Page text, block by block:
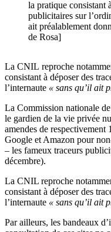
la pratique consistant
publicitaires sur
ait préalablement
de Rosa]
La CNIL reproche
consistant à déposer des
l’internaute « sans qu’il ait
La Commission nationale
le gardien de la vie privée
amendes de respectivement
Google et Amazon pour
– les fameux traceurs
décembre).
La CNIL reproche
consistant à déposer des
l’internaute « sans qu’il ait
Par ailleurs, les bandeaux